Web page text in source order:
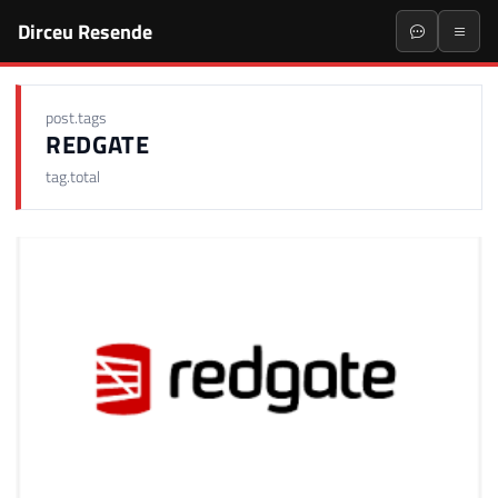
Dirceu Resende
post.tags
REDGATE
tag.total